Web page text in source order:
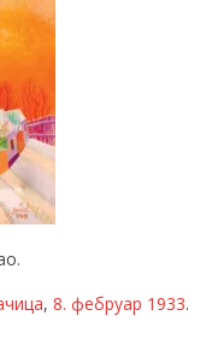
,8. фебруар 1933.